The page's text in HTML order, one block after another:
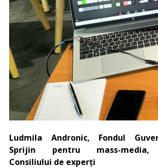
Ludmila Andronic, Fondul
Sprijin pentru mass-media,
Consiliului de experți